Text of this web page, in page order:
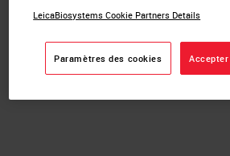
LeicaBiosystems Cookie Partners Details
Paramètres des cookies